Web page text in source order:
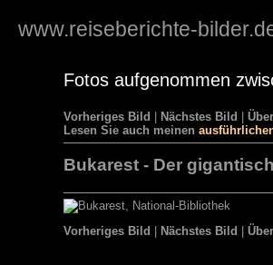
www.reiseberichte-
Fotos aufgenommen
Vorheriges Bild | Nächstes Bild |
Lesen Sie auch meinen
Bukarest - Der
Vorheriges Bild Nächstes Bild